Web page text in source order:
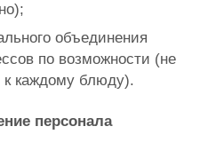
объединения
по возможности (не
к каждому блюду).
персонала